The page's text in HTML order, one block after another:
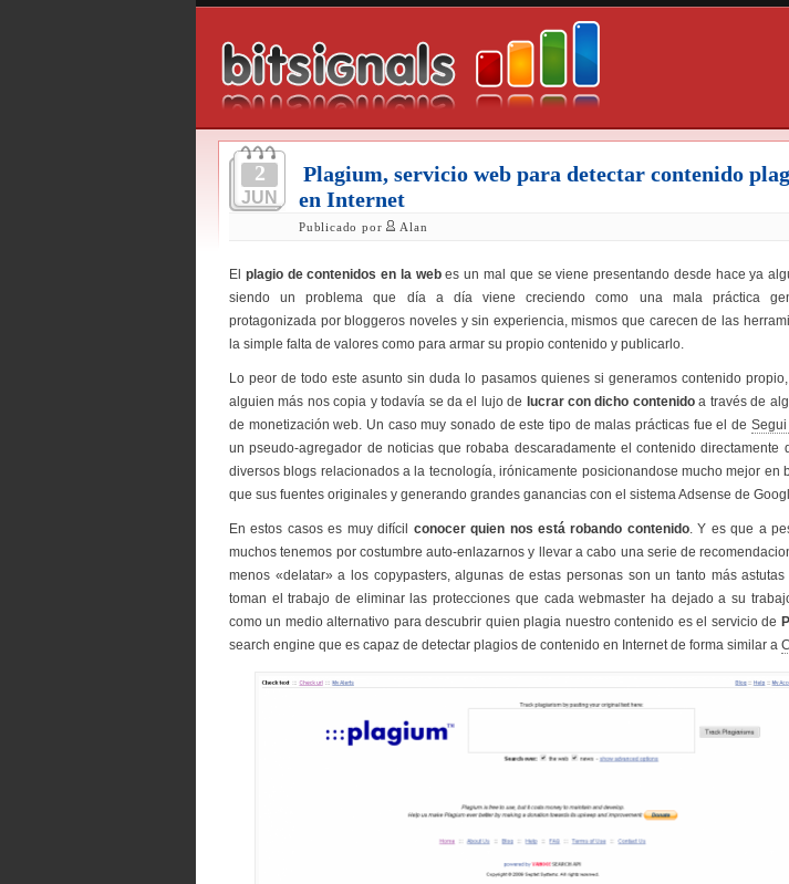
2
JUN
Plagium, servicio web para detectar contenido
en Internet
Publicado por Alan
El plagio de contenidos en la webes un mal que se viene presentando desde hace ya
siendo un problema que día a día viene creciendo como una mala práctica
protagonizada por bloggeros noveles y sin experiencia, mismos que carecen de las
la simple falta de valores como para armar su propio contenido y publicarlo.
Lo peor de todo este asunto sin duda lo pasamos quienes si generamos contenido
alguien más nos copia y todavía se da el lujo de lucrar con dicho contenidoa través de
de monetización web. Un caso muy sonado de este tipo de malas prácticas fue el de
un pseudo-agregador de noticias que robaba descaradamente el contenido directamente
diversos blogs relacionados a la tecnología, irónicamente posicionandose mucho mejor en
que sus fuentes originales y generando grandes ganancias con el sistema Adsense de
En estos casos es muy difícil conocer quien nos está robando contenido. Y es que a
muchos tenemos por costumbre auto-enlazarnos y llevar a cabo una serie de
menos «delatar» a los copypasters, algunas de estas personas son un tanto más astutas
toman el trabajo de eliminar las protecciones que cada webmaster ha dejado a su
como un medio alternativo para descubrir quien plagia nuestro contenido es el servicio de
search engine que es capaz de detectar plagios de contenido en Internet de forma similar a